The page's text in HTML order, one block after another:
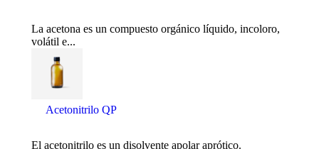
La acetona es un compuesto orgánico líquido, incoloro,
volátil e...
Acetonitrilo QP
El acetonitrilo es un disolvente apolar aprótico.